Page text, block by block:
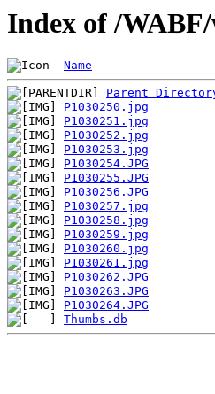
Index of /
Name
Parent
P1030250.jpg
P1030251.jpg
P1030252.jpg
P1030253.jpg
P1030254.JPG
P1030255.JPG
P1030256.JPG
P1030257.jpg
P1030258.jpg
P1030259.jpg
P1030260.jpg
P1030261.jpg
P1030262.JPG
P1030263.JPG
P1030264.JPG
Thumbs.db